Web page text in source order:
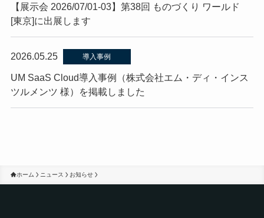
【展示会 2026/07/01-03】第38回 ものづくり ワールド
[東京]に出展します
2026.05.25 導入事例
UM SaaS Cloud導入事例（株式会社エム・ディ・インス
ツルメンツ 様）を掲載しました
ホーム ニュース お知らせ